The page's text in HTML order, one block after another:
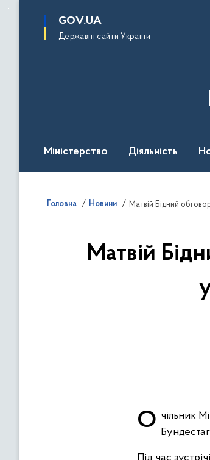
основного
GOV.UA
Державні сайти України
Міністерство Діяльність
Головна Новини Матвій Бідний
Матвій
Очільник Міністерства молоді та спорту України Матвій Бідний провів зустріч з депутатом німецького